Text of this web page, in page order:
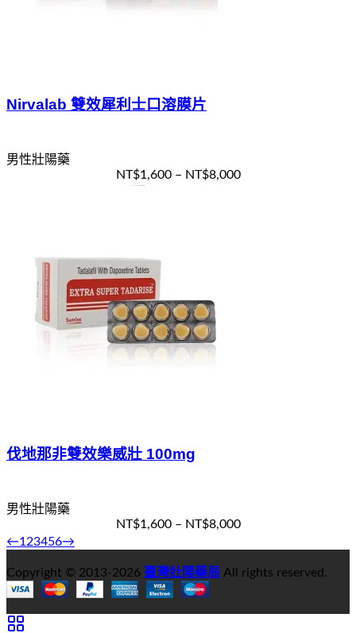
Nirvalab 雙效犀利士口溶膜片
男性壯陽藥
NT$1,600– NT$8,000
伐地那非雙效樂威壯 100mg
男性壯陽藥
NT$1,600– NT$8,000
←123456→
Copyright © 2013-2026 臺灣壯陽藥局 All rights reserved.